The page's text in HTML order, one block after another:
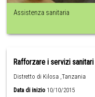
Assistenza sanitaria
Distretto di Kilosa ,Tanzania
Data di inizio 10/10/2015